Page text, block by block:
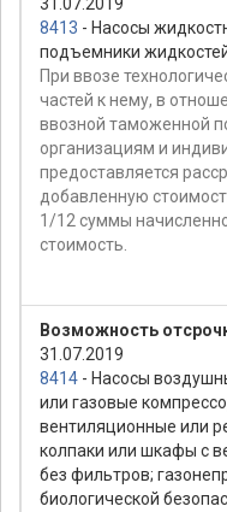
8413 - Насосы
подъемники
При ввозе
частей к нему, в
ввозной таможенной
организациям и
предоставляется
добавленную
1/12 суммы
стоимость.
Возможность
31.07.2019
8414 - Насосы
или газовые
вентиляционные или
колпаки или шкафы с
без фильтров;
биологической